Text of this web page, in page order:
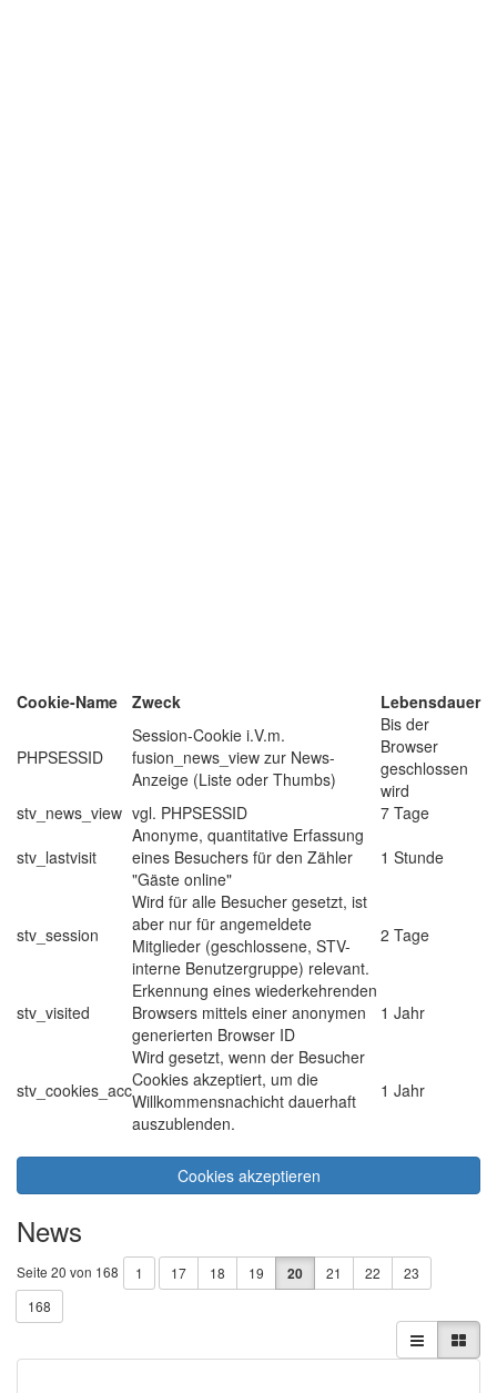
Cookie-Name Zweck Lebensdauer
PHPSESSID
Session-Cookie i.V.m.
fusion_news_view zur News-
Anzeige (Liste oder Thumbs)
Bis der
Browser
geschlossen
wird
stv_news_view vgl. PHPSESSID
7 Tage
stv_lastvisit
Anonyme, quantitative Erfassung
eines Besuchers für den Zähler
"Gäste online"
1 Stunde
stv_session
Wird für alle Besucher gesetzt, ist
aber nur für angemeldete
Mitglieder (geschlossene, STV-
interne Benutzergruppe) relevant.
2 Tage
stv_visited
Erkennung eines wiederkehrenden
Browsers mittels einer anonymen
generierten Browser ID
1 Jahr
stv_cookies_acc
Wird gesetzt, wenn der Besucher
Cookies akzeptiert, um die
Willkommensnachicht dauerhaft
auszublenden.
1 Jahr
Cookies akzeptieren
News
Seite 20 von 168 1 17 18 19 20 21 22
23
168